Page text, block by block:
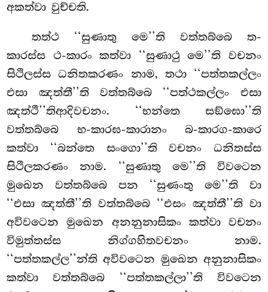
අකත්වා වුච්චති.
තත්ථ ‘‘සුණාතු මෙ’’ති වත්තබ්බෙ ත-
කාරස්ස ථ-කාරං කත්වා ‘‘සුණාථු මෙ’’ති වචනං
සිථිලස්ස ධනිතකරණං නාම, තථා ‘‘පත්තකල්ලං
එසා ඤත්තී’’ති වත්තබ්බෙ ‘‘පත්ථකල්ලං එසා
ඤත්ථී’’තිආදිවචනං. ‘‘භන්තෙ සඞ්ඝො’’ති
වත්තබ්බෙ භ-කාරඝ-කාරානං බ-කාරග-කාරෙ
කත්වා ‘‘බන්තෙ සංගො’’ති වචනං ධනිතස්ස
සිථිලකරණං නාම. ‘‘සුණාතු මෙ’’ති විවටෙන
මුඛෙන වත්තබ්බෙ පන ‘‘සුණංතු මෙ’’ති වා
‘‘එසා ඤත්තී’’ති වත්තබ්බෙ ‘‘එසං ඤත්තී’’ති වා
අවිවටෙන මුඛෙන අනනුනාසිකං කත්වා වචනං
විමුත්තස්ස නිග්ගහිතවචනං නාම.
‘‘පත්තකල්ල’’න්ති අවිවටෙන මුඛෙන අනුනාසිකං
කත්වා වත්තබ්බෙ ‘‘පත්තකල්ලා’’ති විවටෙන